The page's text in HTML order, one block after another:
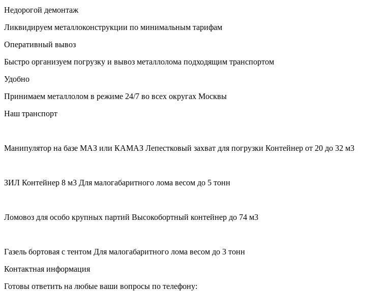
Недорогой демонтаж
Ликвидируем металлоконструкции по минимальным тарифам
Оперативный вывоз
Быстро организуем погрузку и вывоз металлолома подходящим транспортом
Удобно
Принимаем металлолом в режиме 24/7 во всех округах Москвы
Наш транспорт
Манипулятор на базе МАЗ или КАМАЗ Лепестковый захват для погрузки Контейнер от 20 до 32 м3
ЗИЛ Контейнер 8 м3 Для малогабаритного лома весом до 5 тонн
Ломовоз для особо крупных партий Высокобортный контейнер до 74 м3
Газель бортовая с тентом Для малогабаритного лома весом до 3 тонн
Контактная информация
Готовы ответить на любые ваши вопросы по телефону: